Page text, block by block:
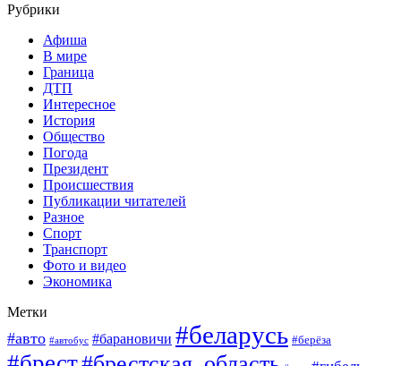
Рубрики
Афиша
В мире
Граница
ДТП
Интересное
История
Общество
Погода
Президент
Происшествия
Публикации читателей
Разное
Спорт
Транспорт
Фото и видео
Экономика
Метки
#авто #автобус #барановичи #беларусь #берёза